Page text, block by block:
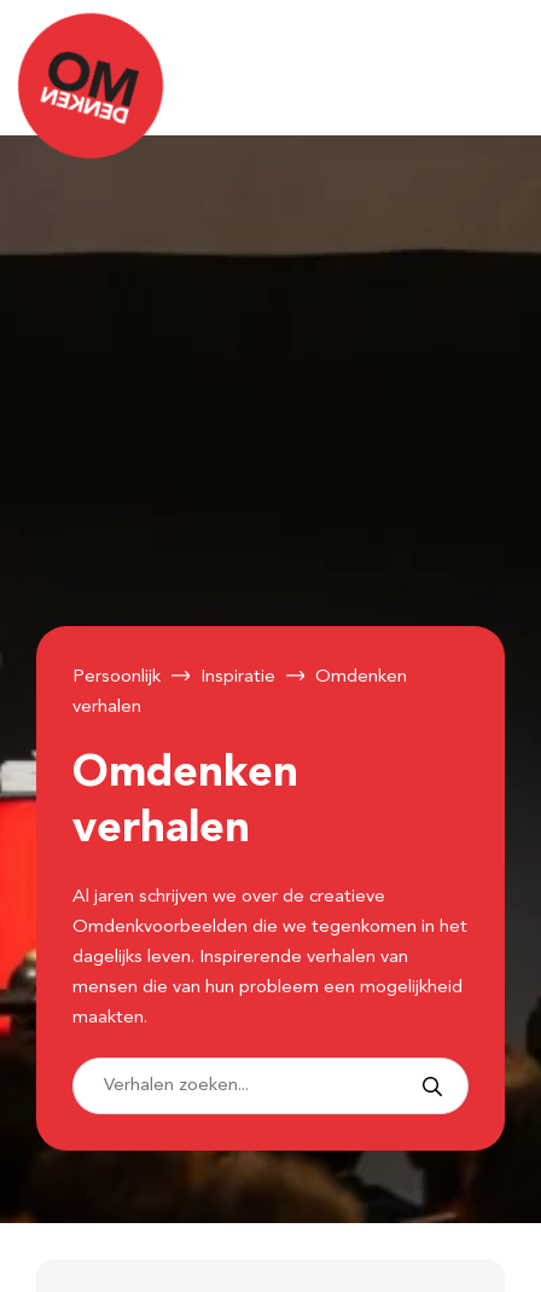
Persoonlijk Inspiratie
Omdenken
verhalen
Omdenken
verhalen
Al jaren schrijven we over de creatieve
Omdenkvoorbeelden die we tegenkomen in het
dagelijks leven. Inspirerende verhalen van
mensen die van hun probleem een mogelijkheid
maakten.